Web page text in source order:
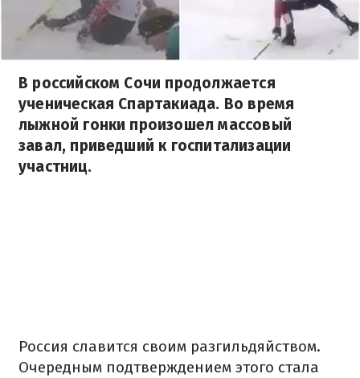
В российском Сочи продолжается
ученическая Спартакиада. Во время
лыжной гонки произошел массовый
завал, приведший к госпитализации
участниц.
Россия славится своим разгильдяйством.
Очередным подтверждением этого стала